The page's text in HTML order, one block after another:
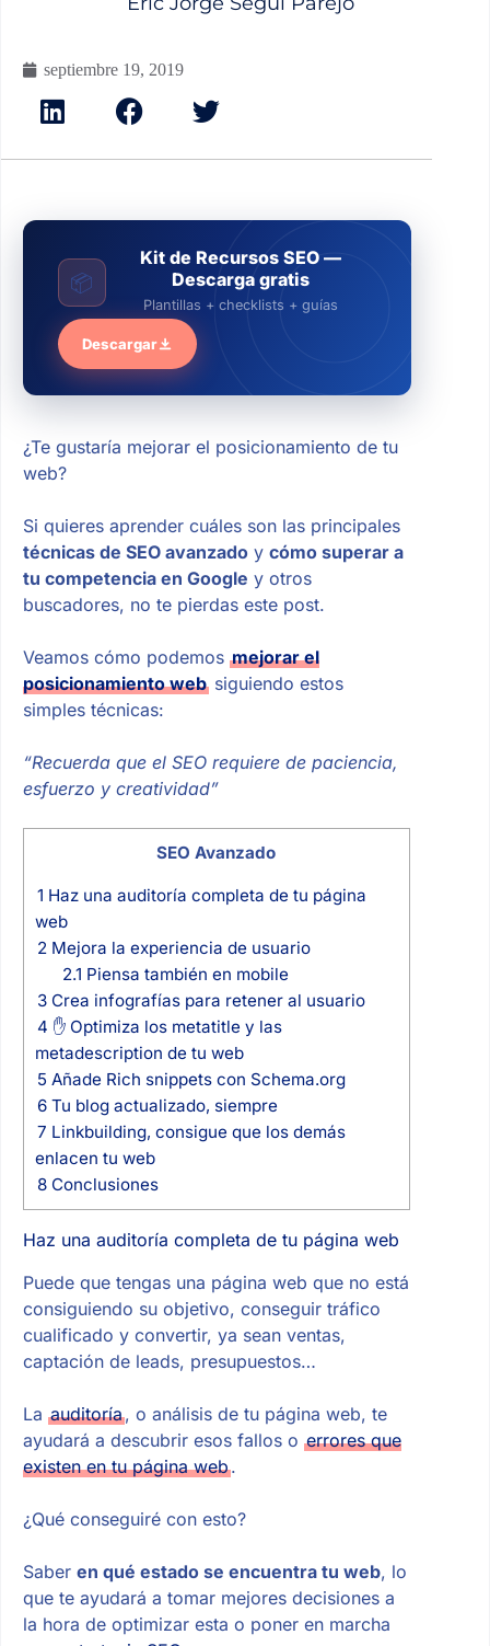
septiembre 19, 2019
📦
Kit de Recursos SEO —
Descarga gratis
Plantillas + checklists + guías
Descargar
¿Te gustaría mejorar el posicionamiento de tu
web?
Si quieres aprender cuáles son las principales
técnicas de SEO avanzadoy cómo superar a
tu competencia en Google y otros
buscadores, no te pierdas este post.
Veamos cómo podemos mejorar el
posicionamiento websiguiendo estos
simples técnicas:
“Recuerda que el SEO requiere de paciencia,
esfuerzo y creatividad”
SEO Avanzado
1 Haz una auditoría completa de tu página
web
2Mejora la experiencia de usuario
2.1 Piensa también en mobile
3Crea infografías para retener al usuario
4 ✋ Optimiza los metatitle y las
metadescription de tu web
5 Añade Rich snippets con Schema.org
6Tu blog actualizado, siempre
7 Linkbuilding, consigue que los demás
enlacen tu web
8Conclusiones
Haz una auditoría completa de tu página web
Puede que tengas una página web que no está
consiguiendo su objetivo, conseguir tráfico
cualificado y convertir, ya sean ventas,
captación de leads, presupuestos…
La auditoría, o análisis de tu página web, te
ayudará a descubrir esos fallos o errores que
existen en tu página web.
¿Qué conseguiré con esto?
Saber en qué estado se encuentra tu web, lo
que te ayudará a tomar mejores decisiones a
la hora de optimizar esta o poner en marcha